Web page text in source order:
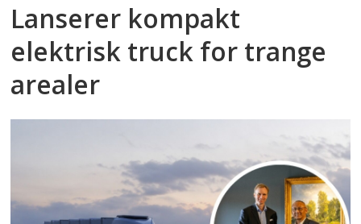
Lanserer kompakt
elektrisk truck for trange
arealer